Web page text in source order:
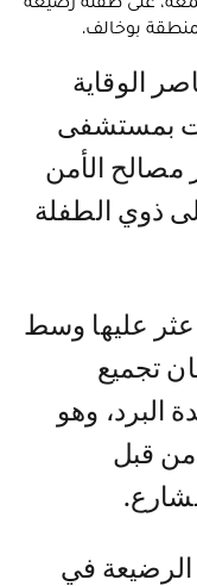
بوخالف.
بمستشفى
الأمن
ذوي الطفلة
عثر عليها وسط
تجميع
البرد، وهو
من قبل
في